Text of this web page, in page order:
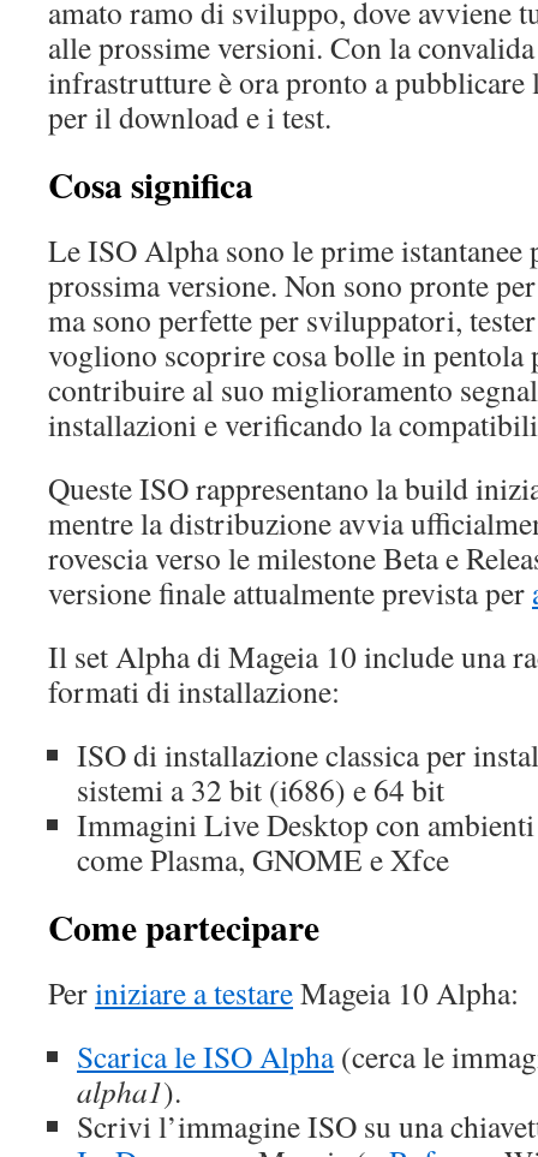
amato ramo di sviluppo, dove avviene
alle prossime versioni. Con la
infrastrutture è ora pronto a
per il download e i test.
Cosa significa
Le ISO Alpha sono le prime istantanee
prossima versione. Non sono pronte
ma sono perfette per sviluppatori,
vogliono scoprire cosa bolle in pentola
contribuire al suo miglioramento
installazioni e verificando la
Queste ISO rappresentano la build
mentre la distribuzione avvia
rovescia verso le milestone Beta e
versione finale attualmente prevista per
Il set Alpha di Mageia 10 include una
formati di installazione:
ISO di installazione classica per
sistemi a 32 bit (i686) e 64 bit
Immagini Live Desktop con
come Plasma, GNOME e Xfce
Come partecipare
Periniziare a testareMageia 10 Alpha:
Scarica le ISO Alpha(cerca le
alpha1).
Scrivi l’immagine ISO su una